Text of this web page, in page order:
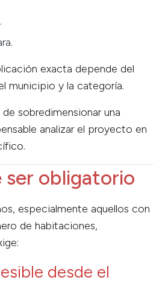
exacta depende del
municipio y la categoría.
sobredimensionar una
analizar el proyecto en
ser obligatorio
especialmente aquellos con
de habitaciones,
desde el